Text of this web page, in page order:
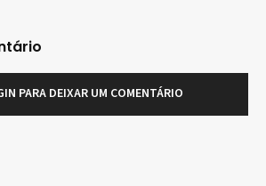
PARA DEIXAR UM COMENTÁRIO